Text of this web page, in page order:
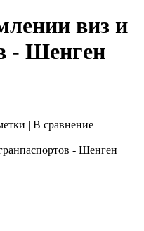
виз и
- Шенген
| В сравнение